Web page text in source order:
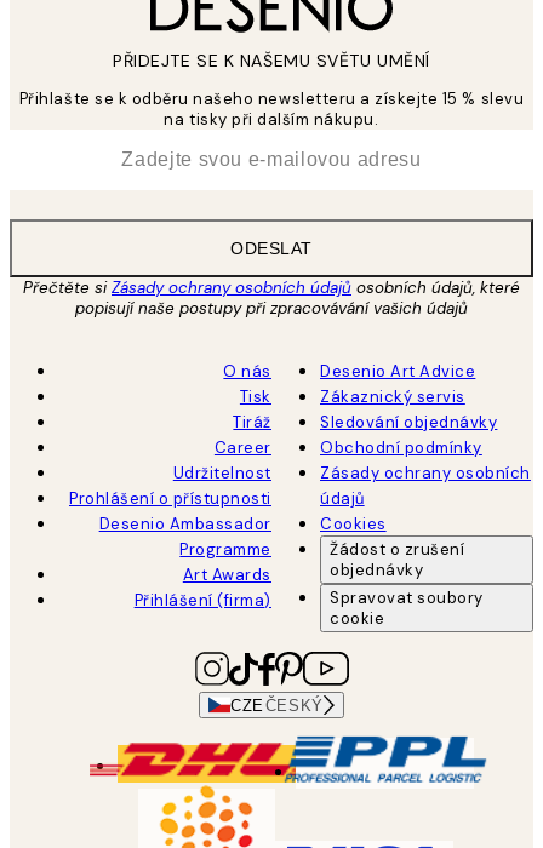
PŘIDEJTE SE K NAŠEMU SVĚTU UMĚNÍ
Přihlašte se k odběru našeho newsletteru a získejte 15 % slevu
na tisky při dalším nákupu.
ODESLAT
Přečtěte siZásady ochrany osobních údajů osobních údajů, které
popisují naše postupy při zpracovávání vašich údajů
O nás
Tisk
Tiráž
Career
Udržitelnost
Prohlášení o přístupnosti
Desenio Ambassador
Programme
Art Awards
Přihlášení (firma)
Desenio Art Advice
Zákaznický servis
Sledování objednávky
Obchodní podmínky
Zásady ochrany osobních
údajů
Cookies
Žádost o zrušení
objednávky
Spravovat soubory
cookie
CZE ČESKÝ